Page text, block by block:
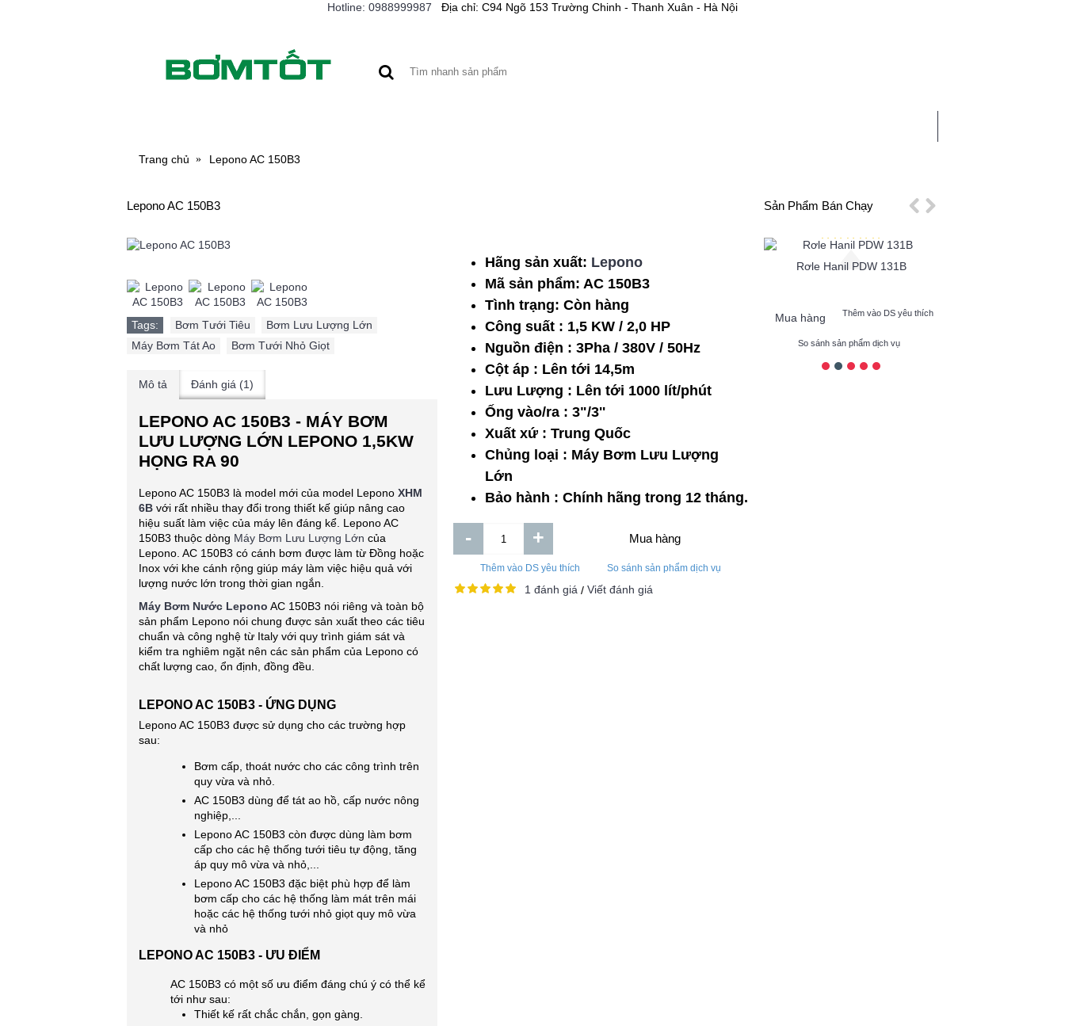
Hotline: 0988999987 Địa chỉ: C94 Ngõ 153 Trường Chinh - Thanh Xuân - Hà Nội
Trang chủ Lepono AC 150B3
Sản Phẩm Bán Chạy
Daphovina 1HP Cột Áp Cao
So sánh sản phẩm dịch vụ
Rơle Hanil PDW 131B
Mua hàng Thêm vào DS yêu thích
So sánh sản phẩm dịch vụ
Lepono AC 150B3
Tags: Bơm Tưới Tiêu Bơm Lưu Lượng Lớn
Máy Bơm Tát Ao
Bơm Tưới Nhỏ Giọt
Mô tả Đánh giá (1)
LEPONO AC 150B3 - MÁY BƠM
LƯU LƯỢNG LỚN LEPONO 1,5KW
HỌNG RA 90
Lepono AC 150B3 là model mới của model Lepono XHM
6B với rất nhiều thay đổi trong thiết kế giúp nâng cao
hiệu suất làm việc của máy lên đáng kể. Lepono AC
150B3 thuộc dòng Máy Bơm Lưu Lượng Lớn của
Lepono. AC 150B3 có cánh bơm được làm từ Đồng hoặc
Inox với khe cánh rộng giúp máy làm việc hiệu quả với
lượng nước lớn trong thời gian ngắn.
Máy Bơm Nước Lepono AC 150B3 nói riêng và toàn bộ
sản phẩm Lepono nói chung được sản xuất theo các tiêu
chuẩn và công nghệ từ Italy với quy trình giám sát và
kiểm tra nghiêm ngặt nên các sản phẩm của Lepono có
chất lượng cao, ổn định, đồng đều.
LEPONO AC 150B3 - ỨNG DỤNG
Lepono AC 150B3 được sử dụng cho các trường hợp
sau:
Bơm cấp, thoát nước cho các công trình trên
quy vừa và nhỏ.
AC 150B3 dùng để tát ao hồ, cấp nước nông
nghiệp,...
Lepono AC 150B3 còn được dùng làm bơm
cấp cho các hệ thống tưới tiêu tự động, tăng
áp quy mô vừa và nhỏ,...
Lepono AC 150B3 đặc biệt phù hợp để làm
bơm cấp cho các hệ thống làm mát trên mái
hoặc các hệ thống tưới nhỏ giọt quy mô vừa
và nhỏ
LEPONO AC 150B3 - ƯU ĐIỂM
AC 150B3 có một số ưu điểm đáng chú ý có thể kể
tới như sau:
Thiết kế rất chắc chắn, gọn gàng.
Hãng sản xuất: Lepono
Mã sản phẩm: AC 150B3
Tình trạng: Còn hàng
Công suất : 1,5 KW / 2,0 HP
Nguồn điện : 3Pha / 380V / 50Hz
Cột áp : Lên tới 14,5m
Lưu Lượng : Lên tới 1000 lít/phút
Ống vào/ra : 3"/3''
Xuất xứ : Trung Quốc
Chủng loại : Máy Bơm Lưu Lượng
Lớn
Bảo hành : Chính hãng trong 12 tháng.
- + Mua hàng
Thêm vào DS yêu thích So sánh sản phẩm dịch vụ
1 đánh giá / Viết đánh giá